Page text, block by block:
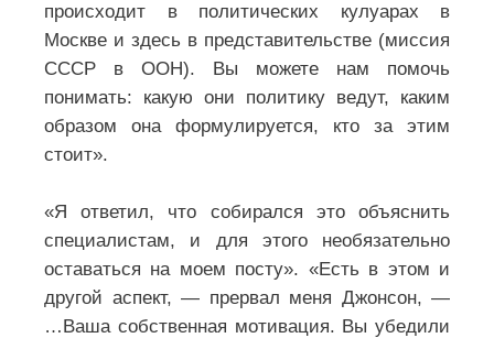
происходит в политических кулуарах в
Москве и здесь в представительстве (миссия
СССР в ООН). Вы можете нам помочь
понимать: какую они политику ведут, каким
образом она формулируется, кто за этим
стоит».
«Я ответил, что собирался это объяснить
специалистам, и для этого необязательно
оставаться на моем посту». «Есть в этом и
другой аспект, — прервал меня Джонсон, —
…Ваша собственная мотивация. Вы убедили